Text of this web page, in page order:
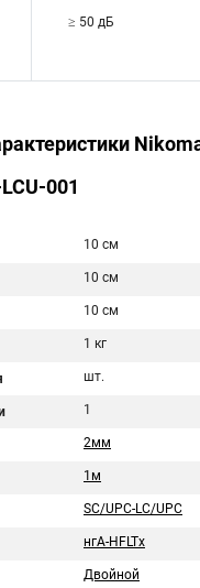
≥ 50 дБ
001
10 см
10 см
10 см
1 кг
шт.
1
2мм
1м
SC/UPC-LC/UPC
нгA-HFLTx
Двойной